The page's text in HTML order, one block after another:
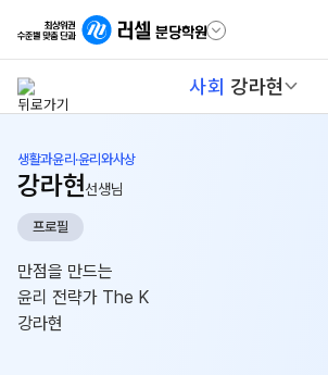
사회 강라현
생활과윤리·윤리와사상
강라현선생님
프로필
만점을 만드는
윤리 전략가 The K
강라현